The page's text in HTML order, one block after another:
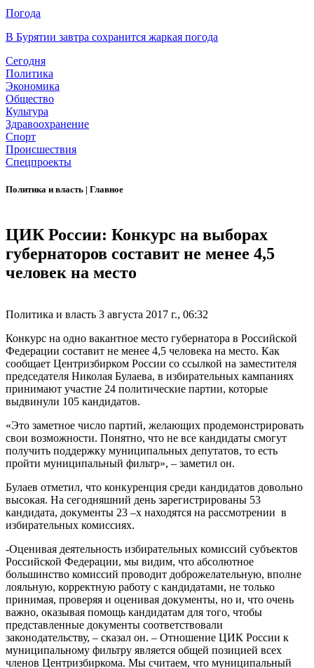
Погода
В Бурятии завтра сохранится жаркая погода
Сегодня
Политика
Экономика
Общество
Культура
Здравоохранение
Спорт
Происшествия
Спецпроекты
Политика и власть | Главное
ЦИК России: Конкурс на выборах
губернаторов составит не менее 4,5
человек на место
Политика и власть 3 августа 2017 г., 06:32
Конкурс на одно вакантное место губернатора в Российской
Федерации составит не менее 4,5 человека на место. Как
сообщает Центризбирком России со ссылкой на заместителя
председателя Николая Булаева, в избирательных кампаниях
принимают участие 24 политические партии, которые
выдвинули 105 кандидатов.
«Это заметное число партий, желающих продемонстрировать
свои возможности. Понятно, что не все кандидаты смогут
получить поддержку муниципальных депутатов, то есть
пройти муниципальный фильтр», – заметил он.
Булаев отметил, что конкуренция среди кандидатов довольно
высокая. На сегодняшний день зарегистрированы 53
кандидата, документы 23 –х находятся на рассмотрении в
избирательных комиссиях.
-Оценивая деятельность избирательных комиссий субъектов
Российской Федерации, мы видим, что абсолютное
большинство комиссий проводит доброжелательную, вполне
лояльную, корректную работу с кандидатами, не только
принимая, проверяя и оценивая документы, но и, что очень
важно, оказывая помощь кандидатам для того, чтобы
представленные документы соответствовали
законодательству, – сказал он. – Отношение ЦИК России к
муниципальному фильтру является общей позицией всех
членов Центризбиркома. Мы считаем, что муниципальный